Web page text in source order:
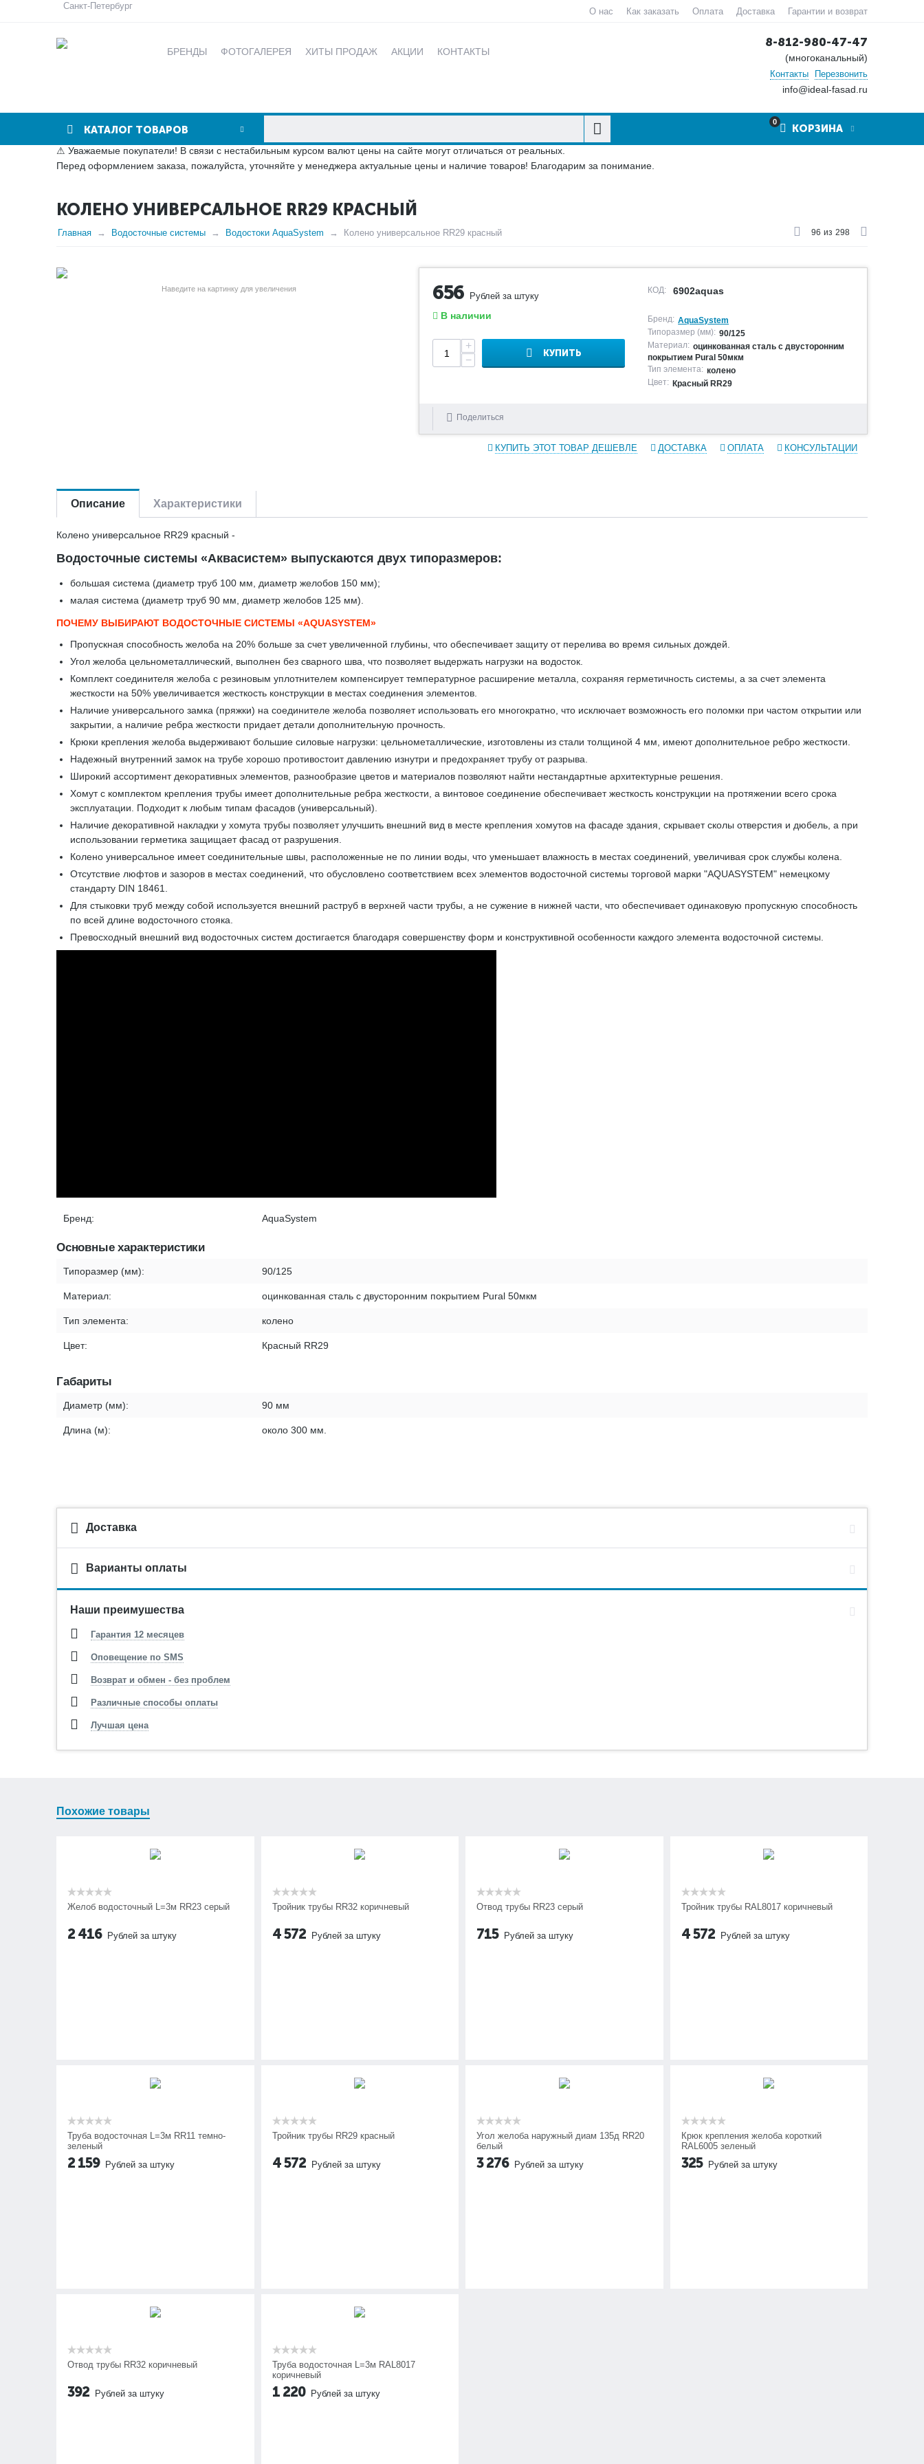
Санкт-Петербург
О нас Как заказать Оплата Доставка Гарантии и возврат
БРЕНДЫ ФОТОГАЛЕРЕЯ ХИТЫ ПРОДАЖ АКЦИИ КОНТАКТЫ
8-812-980-47-47
(многоканальный)
Контакты Перезвонить
info@ideal-fasad.ru
КАТАЛОГ ТОВАРОВ
0
КОРЗИНА
⚠ Уважаемые покупатели! В связи с нестабильным курсом валют цены на сайте могут отличаться от реальных.
Перед оформлением заказа, пожалуйста, уточняйте у менеджера актуальные цены и наличие товаров! Благодарим за понимание.
КОЛЕНО УНИВЕРСАЛЬНОЕ RR29 КРАСНЫЙ
Главная Водосточные системы Водостоки AquaSystem Колено универсальное RR29 красный 96 из 298
Наведите на картинку для увеличения 656 Рублей за штуку
В наличии
+
−
КУПИТЬ
КОД: 6902aquas
Бренд: AquaSystem
Типоразмер (мм): 90/125
Материал: оцинкованная сталь с двусторонним
покрытием Pural 50мкм
Тип элемента: колено
Цвет: Красный RR29
Поделиться
КУПИТЬ ЭТОТ ТОВАР ДЕШЕВЛЕ ДОСТАВКА ОПЛАТА КОНСУЛЬТАЦИИ
Описание Характеристики
Колено универсальное RR29 красный -
Водосточные системы «Аквасистем» выпускаются двух типоразмеров:
большая система (диаметр труб 100 мм, диаметр желобов 150 мм);
малая система (диаметр труб 90 мм, диаметр желобов 125 мм).
ПОЧЕМУ ВЫБИРАЮТ ВОДОСТОЧНЫЕ СИСТЕМЫ «AQUASYSTEM»
Пропускная способность желоба на 20% больше за счет увеличенной глубины, что обеспечивает защиту от перелива во время сильных дождей.
Угол желоба цельнометаллический, выполнен без сварного шва, что позволяет выдержать нагрузки на водосток.
Комплект соединителя желоба с резиновым уплотнителем компенсирует температурное расширение металла, сохраняя герметичность системы, а за счет элемента
жесткости на 50% увеличивается жесткость конструкции в местах соединения элементов.
Наличие универсального замка (пряжки) на соединителе желоба позволяет использовать его многократно, что исключает возможность его поломки при частом открытии или
закрытии, а наличие ребра жесткости придает детали дополнительную прочность.
Крюки крепления желоба выдерживают большие силовые нагрузки: цельнометаллические, изготовлены из стали толщиной 4 мм, имеют дополнительное ребро жесткости.
Надежный внутренний замок на трубе хорошо противостоит давлению изнутри и предохраняет трубу от разрыва.
Широкий ассортимент декоративных элементов, разнообразие цветов и материалов позволяют найти нестандартные архитектурные решения.
Хомут с комплектом крепления трубы имеет дополнительные ребра жесткости, а винтовое соединение обеспечивает жесткость конструкции на протяжении всего срока
эксплуатации. Подходит к любым типам фасадов (универсальный).
Наличие декоративной накладки у хомута трубы позволяет улучшить внешний вид в месте крепления хомутов на фасаде здания, скрывает сколы отверстия и дюбель, а при
использовании герметика защищает фасад от разрушения.
Колено универсальное имеет соединительные швы, расположенные не по линии воды, что уменьшает влажность в местах соединений, увеличивая срок службы колена.
Отсутствие люфтов и зазоров в местах соединений, что обусловлено соответствием всех элементов водосточной системы торговой марки "AQUASYSTEM" немецкому
стандарту DIN 18461.
Для стыковки труб между собой используется внешний раструб в верхней части трубы, а не сужение в нижней части, что обеспечивает одинаковую пропускную способность
по всей длине водосточного стояка.
Превосходный внешний вид водосточных систем достигается благодаря совершенству форм и конструктивной особенности каждого элемента водосточной системы.
Бренд: AquaSystem
Основные характеристики
Типоразмер (мм): 90/125
Материал: оцинкованная сталь с двусторонним покрытием Pural 50мкм
Тип элемента: колено
Цвет: Красный RR29
Габариты
Диаметр (мм): 90 мм
Длина (м): около 300 мм.
Доставка
Варианты оплаты
Наши преимушества
Гарантия 12 месяцев
Оповещение по SMS
Возврат и обмен - без проблем
Различные способы оплаты
Лучшая цена
Похожие товары
Желоб водосточный L=3м RR23 серый
2 416 Рублей за штуку
Тройник трубы RR32 коричневый
4 572 Рублей за штуку
Отвод трубы RR23 серый
715 Рублей за штуку
Тройник трубы RAL8017 коричневый
4 572 Рублей за штуку
Труба водосточная L=3м RR11 темно-
зеленый
2 159 Рублей за штуку
Тройник трубы RR29 красный
4 572 Рублей за штуку
Угол желоба наружный диам 135д RR20
белый
3 276 Рублей за штуку
Крюк крепления желоба короткий
RAL6005 зеленый
325 Рублей за штуку
Отвод трубы RR32 коричневый
392 Рублей за штуку
Труба водосточная L=3м RAL8017
коричневый
1 220 Рублей за штуку